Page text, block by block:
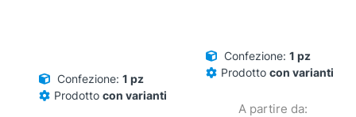
Confezione: 1 pz
Prodotto con varianti
Confezione: 1 pz
Prodotto con varianti
A partire da: